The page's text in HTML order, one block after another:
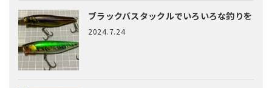
ブラックバスタックルでいろいろな釣りを
2024.7.24